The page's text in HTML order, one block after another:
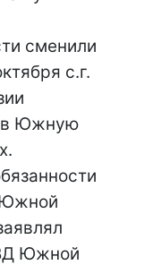
сменили
с.г.
в Южную
Южной
Южной